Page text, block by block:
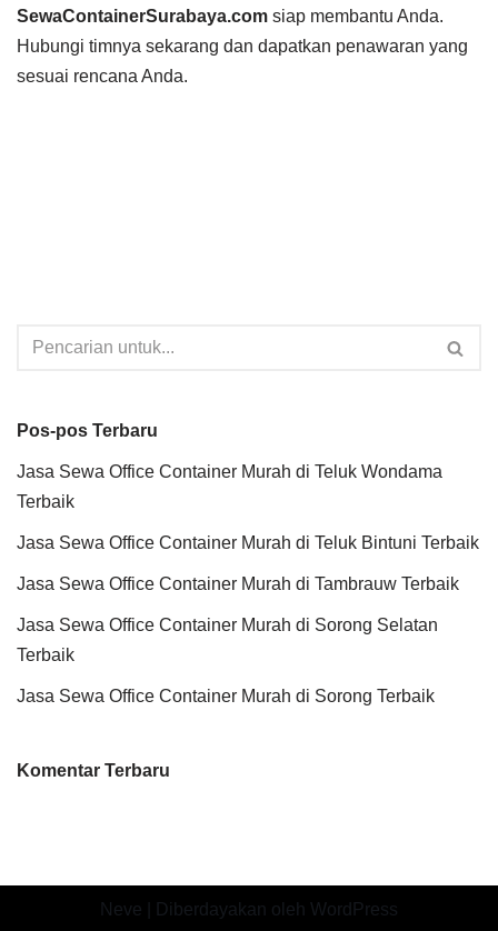
SewaContainerSurabaya.com siap membantu Anda.
Hubungi timnya sekarang dan dapatkan penawaran yang
sesuai rencana Anda.
Pos-pos Terbaru
Jasa Sewa Office Container Murah di Teluk Wondama
Terbaik
Jasa Sewa Office Container Murah di Teluk Bintuni Terbaik
Jasa Sewa Office Container Murah di Tambrauw Terbaik
Jasa Sewa Office Container Murah di Sorong Selatan
Terbaik
Jasa Sewa Office Container Murah di Sorong Terbaik
Komentar Terbaru
Neve | Diberdayakan oleh WordPress